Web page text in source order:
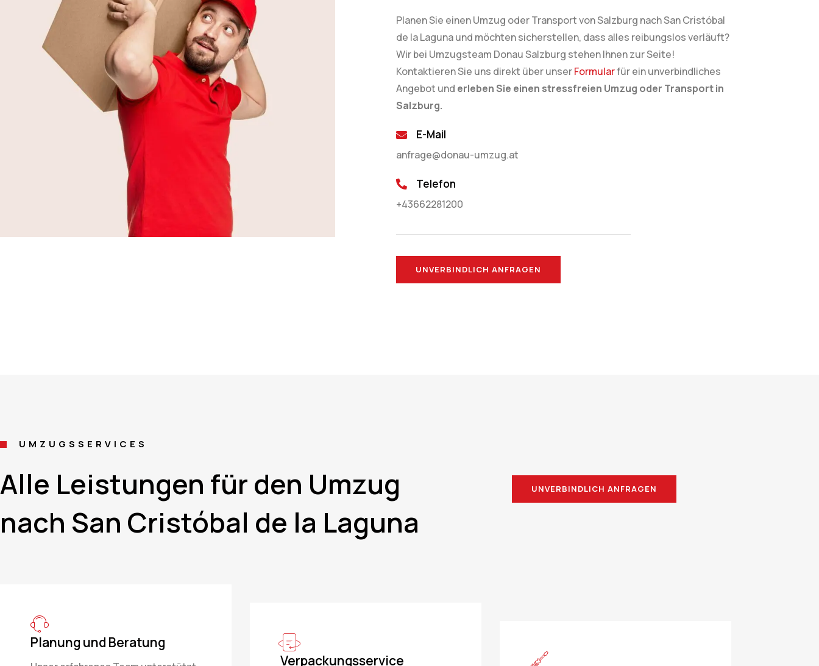
Planen Sie einen Umzug oder Transport von Salzburg nach San Cristóbal
de la Laguna und möchten sicherstellen, dass alles reibungslos verläuft?
Wir bei Umzugsteam Donau Salzburg stehen Ihnen zur Seite!
Kontaktieren Sie uns direkt über unserFormularfür ein unverbindliches
Angebot und erleben Sie einen stressfreien Umzug oder Transport in
Salzburg.
E-Mail
anfrage@donau-umzug.at
Telefon
+43662281200
UNVERBINDLICH ANFRAGEN
UMZUGSSERVICES
Alle Leistungen für den Umzug
nach San Cristóbal de la Laguna
UNVERBINDLICH ANFRAGEN
Planung und Beratung
Verpackungsservice